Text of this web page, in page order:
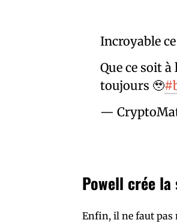
Incroyable
Que ce soit
toujours 🥹
—
Powell crée
Enfin, il ne faut pas